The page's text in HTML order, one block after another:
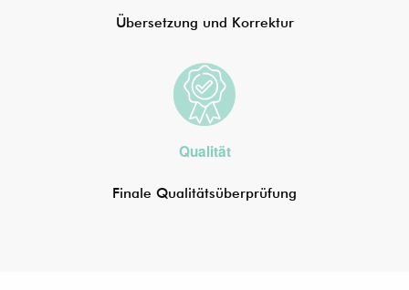
Übersetzung und Korrektur
Qualität
Finale Qualitätsüberprüfung